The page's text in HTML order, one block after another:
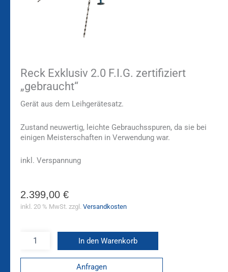
Reck Exklusiv 2.0 F.I.G. zertifiziert
„gebraucht“
Gerät aus dem Leihgerätesatz.
Zustand neuwertig, leichte Gebrauchsspuren, da sie bei
einigen Meisterschaften in Verwendung war.
inkl. Verspannung
2.399,00 €
inkl. 20 % MwSt. zzgl. Versandkosten
In den Warenkorb
Anfragen